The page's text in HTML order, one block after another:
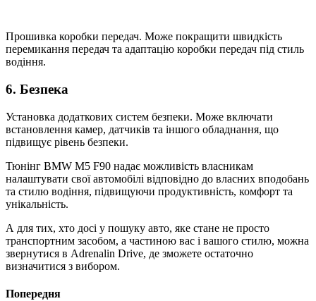
Прошивка коробки передач. Може покращити швидкість
перемикання передач та адаптацію коробки передач під стиль
водіння.
6. Безпека
Установка додаткових систем безпеки. Може включати
встановлення камер, датчиків та іншого обладнання, що
підвищує рівень безпеки.
Тюнінг BMW M5 F90 надає можливість власникам
налаштувати свої автомобілі відповідно до власних вподобань
та стилю водіння, підвищуючи продуктивність, комфорт та
унікальність.
А для тих, хто досі у пошуку авто, яке стане не просто
транспортним засобом, а частиною вас і вашого стилю, можна
звернутися в Adrenalin Drive, де зможете остаточно
визначитися з вибором.
Попередня